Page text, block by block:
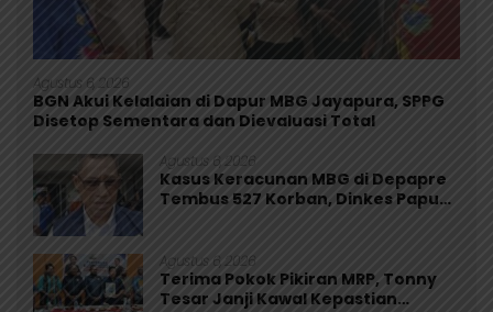
Agustus 6, 2026
BGN Akui Kelalaian di Dapur MBG Jayapura, SPPG
Disetop Sementara dan Dievaluasi Total
Agustus 6, 2026
Kasus Keracunan MBG di Depapre
Tembus 527 Korban, Dinkes Papua
Agustus 6, 2026
Terima Pokok Pikiran MRP, Tonny
Tesar Janji Kawal Kepastian